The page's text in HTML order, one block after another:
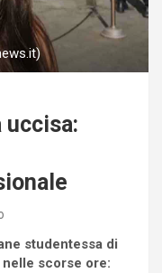
uccisa:
studentessa di
scorse ore: